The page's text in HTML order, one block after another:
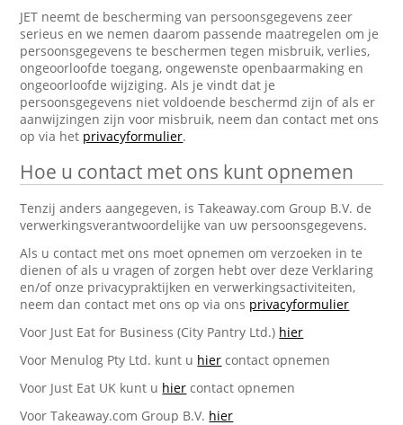
JET neemt de bescherming van persoonsgegevens zeer
serieus en we nemen daarom passende maatregelen om je
persoonsgegevens te beschermen tegen misbruik, verlies,
ongeoorloofde toegang, ongewenste openbaarmaking en
ongeoorloofde wijziging. Als je vindt dat je
persoonsgegevens niet voldoende beschermd zijn of als er
aanwijzingen zijn voor misbruik, neem dan contact met ons
op via het privacyformulier.
Hoe u contact met ons kunt opnemen
Tenzij anders aangegeven, is Takeaway.com Group B.V. de
verwerkingsverantwoordelijke van uw persoonsgegevens.
Als u contact met ons moet opnemen om verzoeken in te
dienen of als u vragen of zorgen hebt over deze Verklaring
en/of onze privacypraktijken en verwerkingsactiviteiten,
neem dan contact met ons op via ons privacyformulier
Voor Just Eat for Business (City Pantry Ltd.) hier
Voor Menulog Pty Ltd. kunt u hier contact opnemen
Voor Just Eat UK kunt u hier contact opnemen
Voor Takeaway.com Group B.V. hier